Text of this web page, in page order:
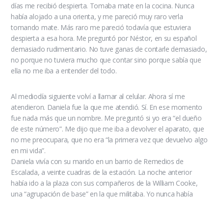
días me recibió despierta. Tomaba mate en la cocina. Nunca
había alojado a una orienta, y me pareció muy raro verla
tomando mate. Más raro me pareció todavía que estuviera
despierta a esa hora. Me preguntó por Néstor, en su español
demasiado rudimentario. No tuve ganas de contarle demasiado,
no porque no tuviera mucho que contar sino porque sabía que
ella no me iba a entender del todo.
Al mediodía siguiente volví a llamar al celular. Ahora sí me
atendieron. Daniela fue la que me atendió. Sí. En ese momento
fue nada más que un nombre. Me preguntó si yo era “el dueño
de este número”. Me dijo que me iba a devolver el aparato, que
no me preocupara, que no era “la primera vez que devuelvo algo
en mi vida”.
Daniela vivía con su marido en un barrio de Remedios de
Escalada, a veinte cuadras de la estación. La noche anterior
había ido a la plaza con sus compañeros de la William Cooke,
una “agrupación de base” en la que militaba. Yo nunca había